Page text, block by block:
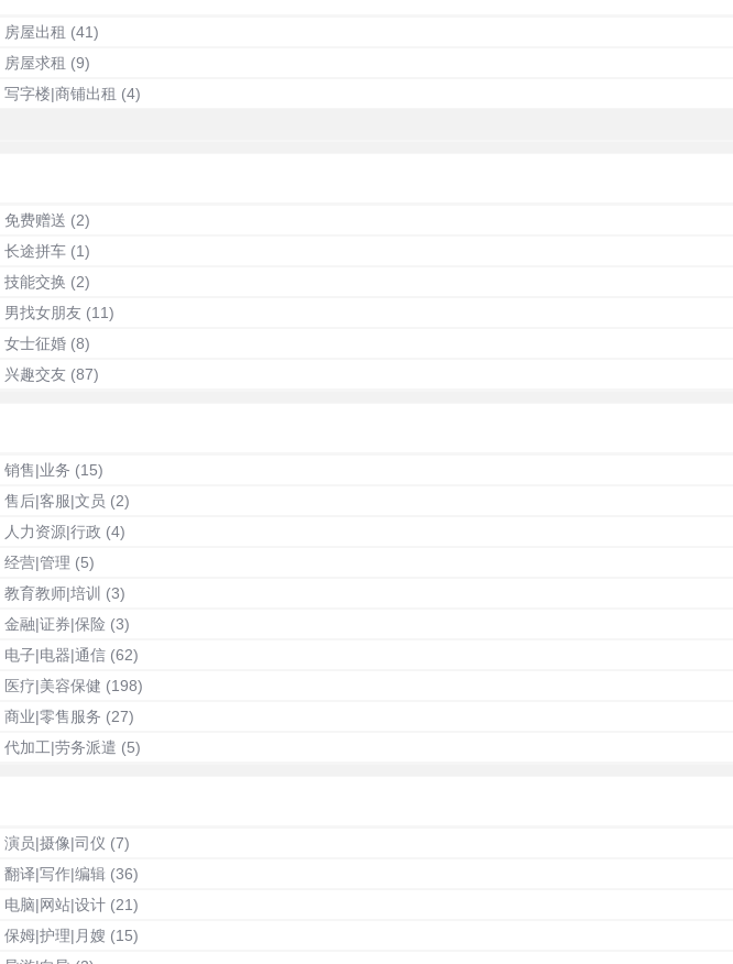
房屋出租 (41)
房屋求租 (9)
写字楼|商铺出租 (4)
免费赠送 (2)
长途拼车 (1)
技能交换 (2)
男找女朋友 (11)
女士征婚 (8)
兴趣交友 (87)
销售|业务 (15)
售后|客服|文员 (2)
人力资源|行政 (4)
经营|管理 (5)
教育教师|培训 (3)
金融|证券|保险 (3)
电子|电器|通信 (62)
医疗|美容保健 (198)
商业|零售服务 (27)
代加工|劳务派遣 (5)
演员|摄像|司仪 (7)
翻译|写作|编辑 (36)
电脑|网站|设计 (21)
保姆|护理|月嫂 (15)